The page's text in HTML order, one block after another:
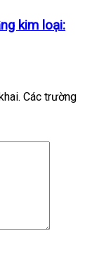
kim loại:
Các trường